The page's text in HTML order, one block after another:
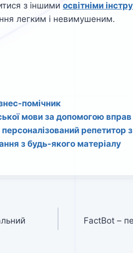
з іншими освітніми
легким і невимушеним.
помічник
мови за допомогою
репетитор
з будь-якого матеріалу
FactBot –